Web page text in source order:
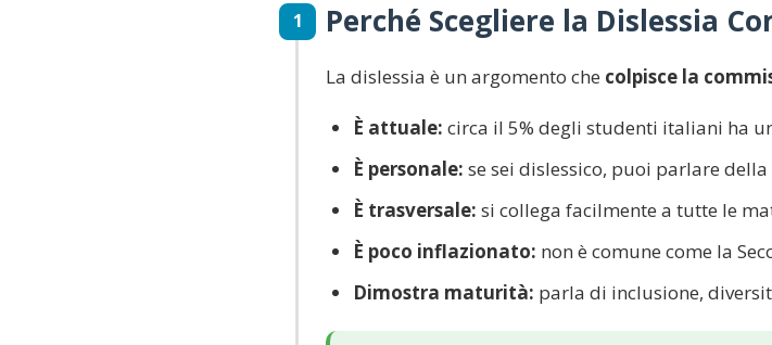
1 Perché Scegliere la Dislessia
La dislessia è un argomento che colpisce la
È attuale: circa il 5% degli studenti italiani ha
È personale: se sei dislessico, puoi parlare
È trasversale: si collega facilmente a tutte le
È poco inflazionato: non è comune come la
Dimostra maturità: parla di inclusione,